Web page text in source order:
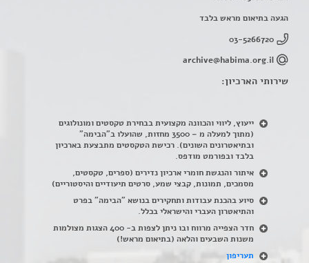
הגעה בתיאום מראש בלבד
03-5266720
archive@habima.org.il
שירותי הארכיון:
ייעוץ, ליווי והכוונה מקצועית בבחירת טקסטים ומונולוגים
(מתוך למעלה מ – 3500 מחזות, שהועלו ב"הבימה"
ובתיאטרונים השונים). רכישת הטקסטים מתבצעת בארכיון
בלבד ובפורמט מודפס.
איתור והנגשת חומרי ארכיון נדירים (ספרים, טקסטים,
מסמכים, תמונות, קבצי שמע, סרטים תיעודיים והיסטוריים)
סיוע בהכנת עבודות ותחקירים בנושא "הבימה" בפרט
והתיאטרון העברי והישראלי בכלל.
חדר הצפייה מרווח ובו ניתן לצפות ב- 400 הצגות מצולמות
משנות השבעים והלאה (בתיאום מראש!)
תעריפון